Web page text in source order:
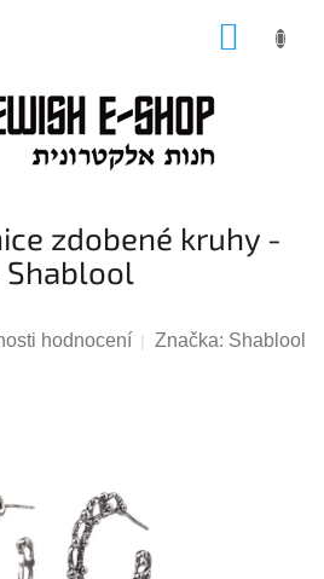
zdobené kruhy -
hodnocení Značka: Shablool